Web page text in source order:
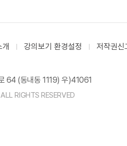
강의보기 환경설정 저작권신
64 (동내동 1119) 우)41061
RIGHTS RESERVED